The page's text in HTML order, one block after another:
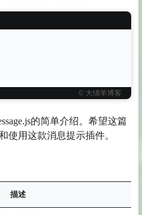
© 大绵羊博客
的简单介绍。希望这篇
使用这款消息提示插件。
描述